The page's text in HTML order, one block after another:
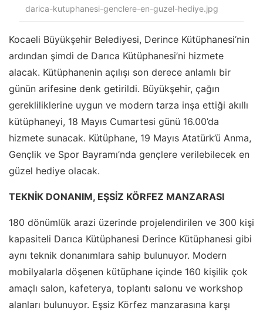
darica-kutuphanesi-genclere-en-guzel-hediye.jpg
Kocaeli Büyükşehir Belediyesi, Derince Kütüphanesi’nin
ardından şimdi de Darıca Kütüphanesi’ni hizmete
alacak. Kütüphanenin açılışı son derece anlamlı bir
günün arifesine denk getirildi. Büyükşehir, çağın
gerekliliklerine uygun ve modern tarza inşa ettiği akıllı
kütüphaneyi, 18 Mayıs Cumartesi günü 16.00’da
hizmete sunacak. Kütüphane, 19 Mayıs Atatürk’ü Anma,
Gençlik ve Spor Bayramı’nda gençlere verilebilecek en
güzel hediye olacak.
TEKNİK DONANIM, EŞSİZ KÖRFEZ MANZARASI
180 dönümlük arazi üzerinde projelendirilen ve 300 kişi
kapasiteli Darıca Kütüphanesi Derince Kütüphanesi gibi
aynı teknik donanımlara sahip bulunuyor. Modern
mobilyalarla döşenen kütüphane içinde 160 kişilik çok
amaçlı salon, kafeterya, toplantı salonu ve workshop
alanları bulunuyor. Eşsiz Körfez manzarasına karşı